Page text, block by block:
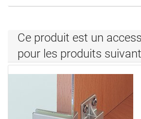
Ce produit est un
pour les produits